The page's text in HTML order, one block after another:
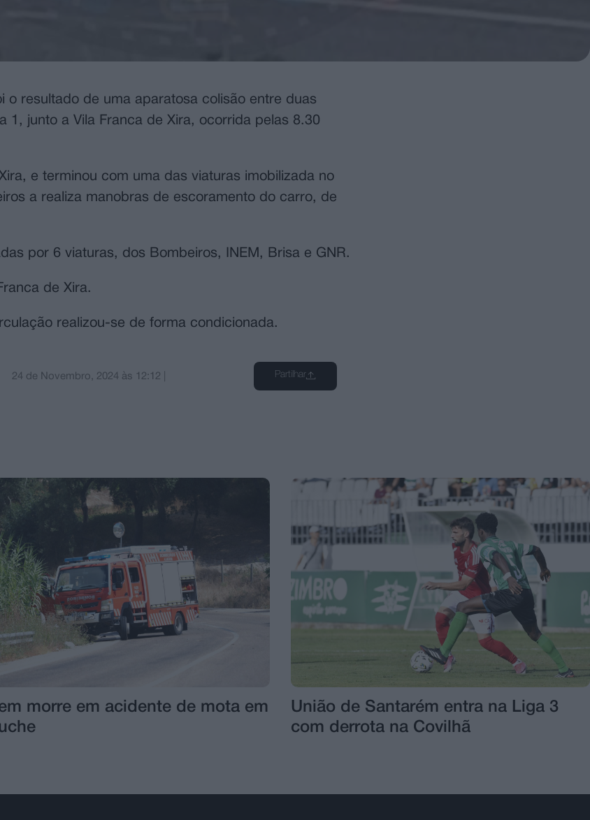
resultado de uma aparatosa colisão entre duas
1, junto a Vila Franca de Xira, ocorrida pelas 8.30
e terminou com uma das viaturas imobilizada no
a realiza manobras de escoramento do carro, de
por 6 viaturas, dos Bombeiros, INEM, Brisa e GNR.
de Xira.
realizou-se de forma condicionada.
24 de Novembro, 2024 às 12:12 Partilhar
morre em acidente de mota em
União de Santarém entra na Liga 3
com derrota na Covilhã